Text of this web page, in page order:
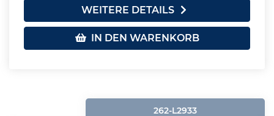
WEITERE DETAILS
IN DEN WARENKORB
262-L2933